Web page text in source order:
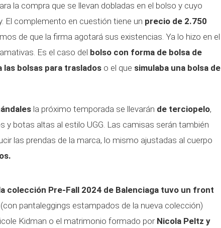
la compra que se llevan dobladas en el bolso y cuyo
El complemento en cuestión tiene un precio de 2.750
de que la firma agotará sus existencias. Ya lo hizo en el
Es el caso del bolso con forma de bolsa de
las bolsas para traslados o el que simulaba una bolsa de
la próximo temporada se llevarán de terciopelo,
y botas altas al estilo UGG. Las camisas serán también
las prendas de la marca, lo mismo ajustadas al cuerpo
colección Pre-Fall 2024 de Balenciaga tuvo un front
pantaleggings estampados de la nueva colección)
Kidman o el matrimonio formado por Nicola Peltz y